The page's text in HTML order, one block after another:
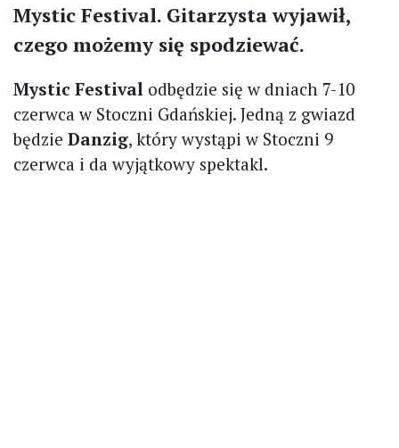
Mystic Festival. Gitarzysta wyjawił,
czego możemy się spodziewać.
Mystic Festival odbędzie się w dniach 7-10
czerwca w Stoczni Gdańskiej. Jedną z gwiazd
będzie Danzig, który wystąpi w Stoczni 9
czerwca i da wyjątkowy spektakl.